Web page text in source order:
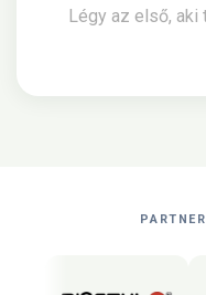
Légy az első, aki